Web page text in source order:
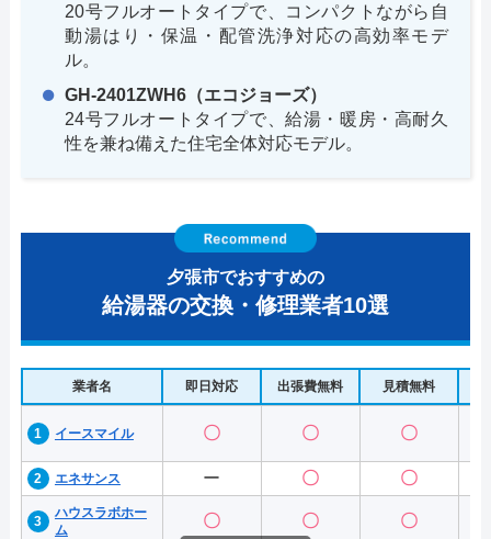
20号フルオートタイプで、コンパクトながら自
動湯はり・保温・配管洗浄対応の高効率モデ
ル。
GH-2401ZWH6（エコジョーズ）
24号フルオートタイプで、給湯・暖房・高耐久
性を兼ね備えた住宅全体対応モデル。
夕張市でおすすめの
給湯器の交換・修理業者10選
業者名 即日対応 出張費無料 見積無料
イースマイル 〇 〇 〇
エネサンス ー 〇 〇
ハウスラボホー
ム
〇 〇 〇